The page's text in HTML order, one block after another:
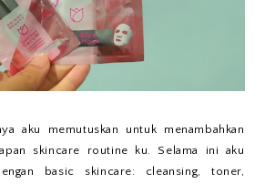
aku memutuskan untuk menambahkan
skincare routine ku. Selama ini aku
basic skincare: cleansing, toner,